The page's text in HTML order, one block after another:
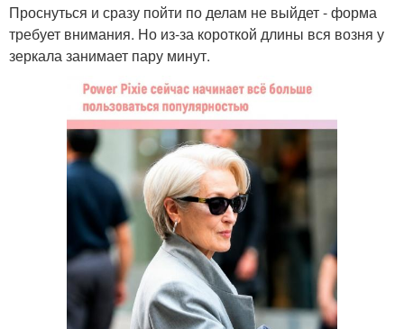
Проснуться и сразу пойти по делам не выйдет - форма
требует внимания. Но из-за короткой длины вся возня у
зеркала занимает пару минут.